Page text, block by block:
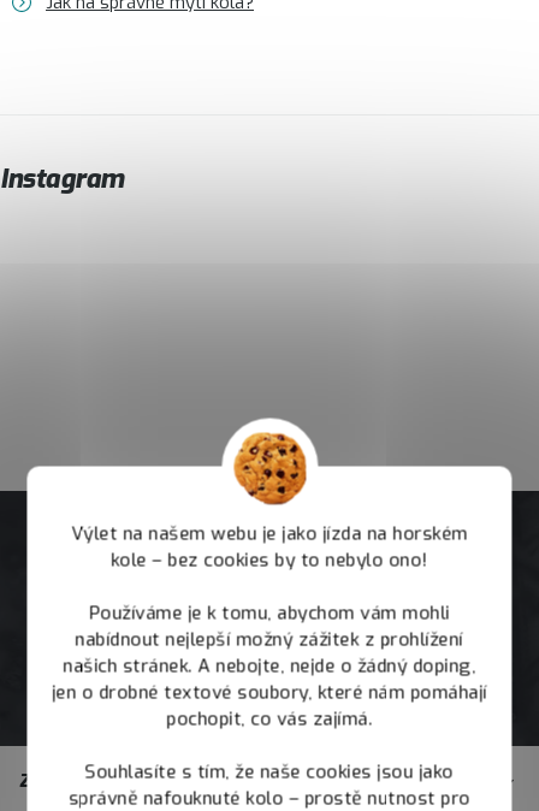
Výlet na našem webu je jako jízda na horském
kole – bez cookies by to nebylo ono!
Používáme je k tomu, abychom vám mohli
nabídnout nejlepší možný zážitek z prohlížení
našich stránek. A nebojte, nejde o žádný doping,
jen o drobné textové soubory, které nám pomáhají
pochopit, co vás zajímá.
Souhlasíte s tím, že naše cookies jsou jako
správně nafouknuté kolo – prostě nutnost pro
Instagram
Zákaznický servis